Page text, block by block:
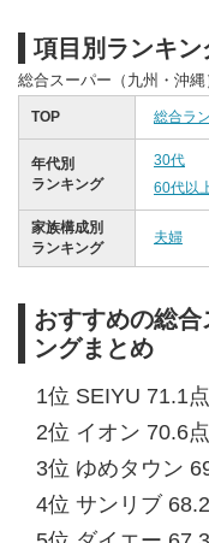
項目別ランキン
総合スーパー（九州・沖
TOP 総合ラ
年代別
ランキング
30代
60代以
家族構成別
ランキング
夫婦
おすすめの総
ングまとめ
1位 SEIYU 71.1点
2位 イオン 70.6点
3位 ゆめタウン
4位 サンリブ